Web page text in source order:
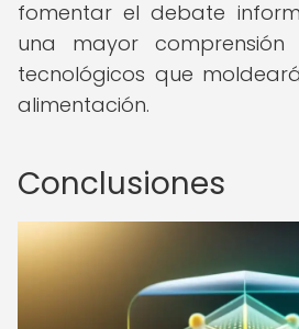
fomentar el debate
una mayor
tecnológicos que
alimentación.
Conclusiones